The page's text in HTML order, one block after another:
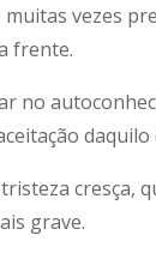
vezes
frente.
no
cresça,
grave.